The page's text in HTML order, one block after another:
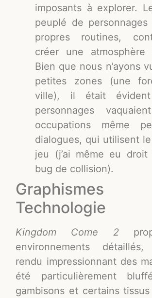
imposants à explorer.
peuplé de
propres routines,
créer une atmosphère
Bien que nous n’ayons
petites zones (une
ville), il était
personnages
occupations même
dialogues, qui utilisent
jeu (j’ai même eu
bug de collision).
Technologie
Kingdom Come 2
environnements
rendu impressionnant des
été particulièrement
gambisons et certains tissus